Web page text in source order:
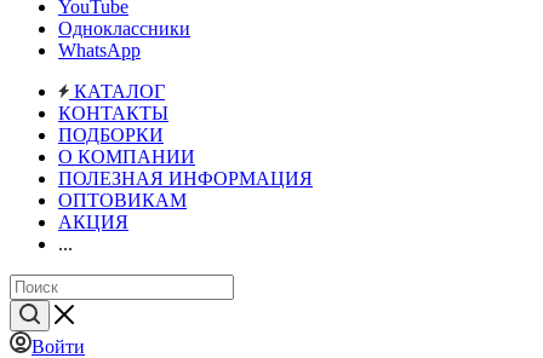
YouTube
Одноклассники
WhatsApp
КАТАЛОГ
КОНТАКТЫ
ПОДБОРКИ
О КОМПАНИИ
ПОЛЕЗНАЯ ИНФОРМАЦИЯ
ОПТОВИКАМ
АКЦИЯ
...
Войти